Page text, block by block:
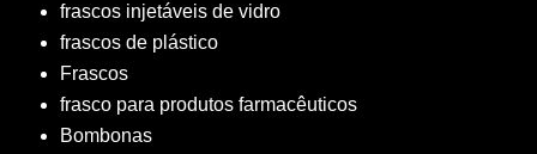
frascos injetáveis de vidro
frascos de plástico
Frascos
frasco para produtos farmacêuticos
Bombonas